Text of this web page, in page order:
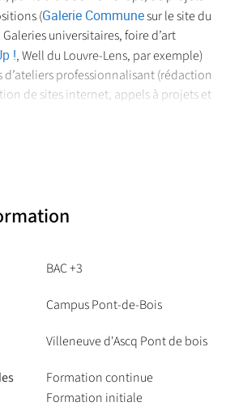
comprendre et s'exprimer
(Galerie Communesur le site du
universitaires, foire d’art
!, Well du Louvre-Lens, par exemple)
d’ateliers professionnalisant (rédaction
de sites internet, appels à projets et
sur les enjeux de l’art contemporain.
BAC +3
Campus Pont-de-Bois
Villeneuve d'Ascq Pont de bois
Formation continue
Formation initiale